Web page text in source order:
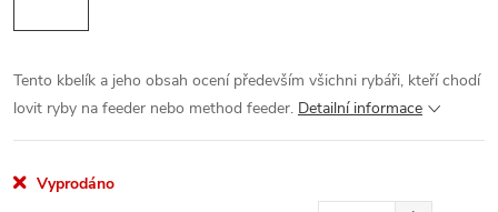
Tento kbelík a jeho obsah ocení především všichni rybáři, kteří chodí
lovit ryby na feeder nebo method feeder. Detailní informace
Vyprodáno